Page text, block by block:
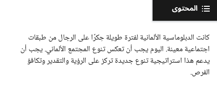
المحتوى
كانت الدبلوماسية الألمانية لفترة طويلة حِكرًا على الرجال من طبقات
اجتماعية معينة. اليوم يجب أن تعكس تنوع المجتمع الألماني. يجب أن
يدعم هذا استراتيجية تنوع جديدة تركز على الرؤية والتقدير وتكافؤ
الفرص.